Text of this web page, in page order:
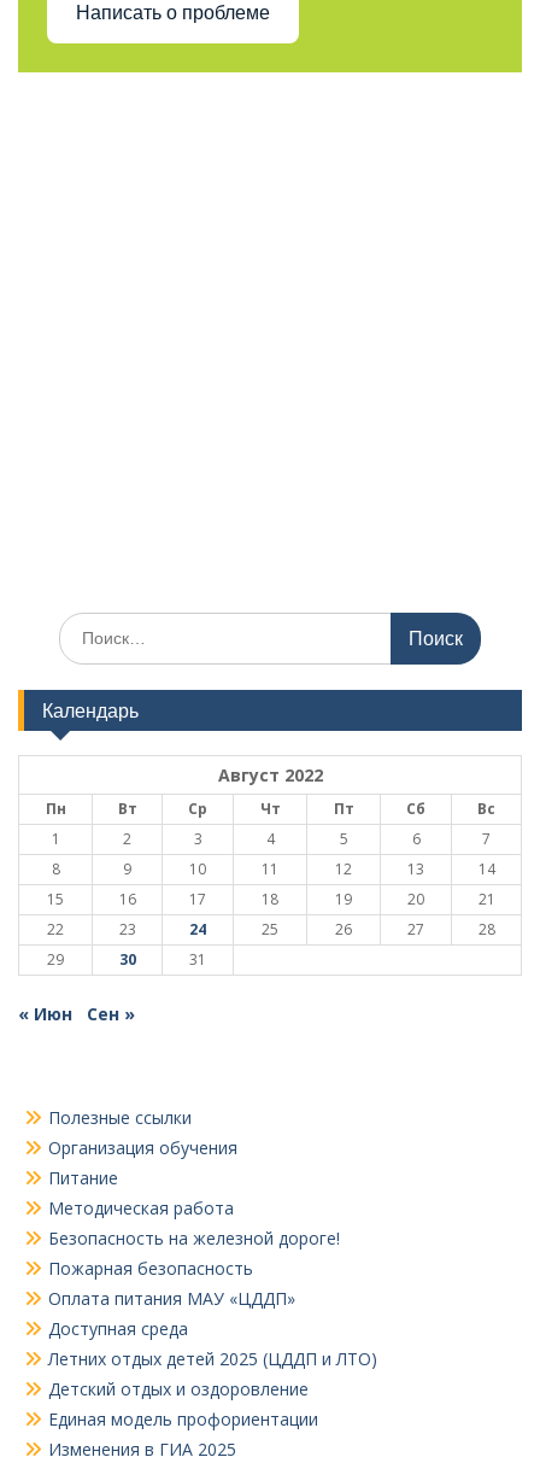
Написать о проблеме
Поиск
по:
Календарь
Август 2022
Пн Вт Ср Чт Пт Сб
Вс
1
2 3 4 5 6
7
8
9 10 11 12 13
14
15
16 17 18 19 20
21
22
23 24 25 26 27
28
29
30 31
« Июн Сен »
Полезные ссылки
Организация обучения
Питание
Методическая работа
Безопасность на железной дороге!
Пожарная безопасность
Оплата питания МАУ «ЦДДП»
Доступная среда
Летних отдых детей 2025 (ЦДДП и ЛТО)
Детский отдых и оздоровление
Единая модель профориентации
Изменения в ГИА 2025